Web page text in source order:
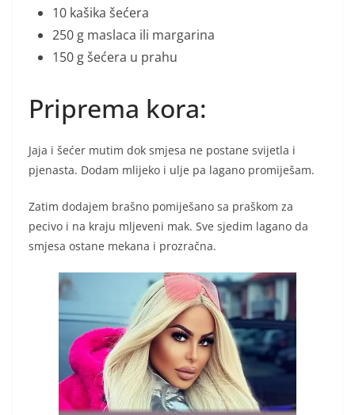
10 kašika šećera
250 g maslaca ili margarina
150 g šećera u prahu
Priprema kora:
Jaja i šećer mutim dok smjesa ne postane svijetla i
pjenasta. Dodam mlijeko i ulje pa lagano promiješam.
Zatim dodajem brašno pomiješano sa praškom za
pecivo i na kraju mljeveni mak. Sve sjedim lagano da
smjesa ostane mekana i prozračna.